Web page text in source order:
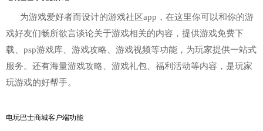
为游戏爱好者而设计的游戏社区app，在这里你可以和你的游
戏好友们畅所欲言谈论关于游戏相关的内容，提供游戏免费下
载、psp游戏库、游戏攻略、游戏视频等功能，为玩家提供一站式
服务。还有海量游戏攻略、游戏礼包、福利活动等内容，是玩家
玩游戏的好帮手。
电玩巴士商城客户端功能